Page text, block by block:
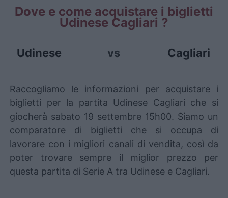
Dove e come acquistare i biglietti
Udinese Cagliari ?
Udinese vs Cagliari
Raccogliamo le informazioni per acquistare i
biglietti per la partita Udinese Cagliari che si
giocherà sabato 19 settembre 15h00. Siamo un
comparatore di biglietti che si occupa di
lavorare con i migliori canali di vendita, così da
poter trovare sempre il miglior prezzo per
questa partita di Serie A tra Udinese e Cagliari.